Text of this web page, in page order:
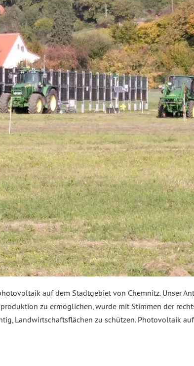
auf dem Stadtgebiet von Chemnitz. Unser
zu ermöglichen, wurde mit Stimmen der
Landwirtschaftsflächen zu schützen. Photovoltaik